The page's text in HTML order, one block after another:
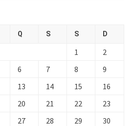
Q S S D
1
2
6 7 8
9
13 14 15
16
20 21 22
23
27 28 29
30